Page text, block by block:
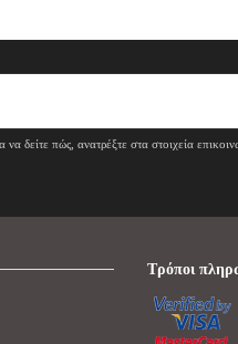
δείτε πώς, ανατρέξτε στα στοιχεία
Τρόποι